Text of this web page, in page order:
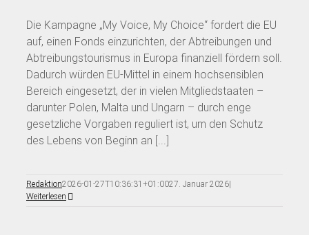
Die Kampagne „My Voice, My Choice“ fordert die EU
auf, einen Fonds einzurichten, der Abtreibungen und
Abtreibungstourismus in Europa finanziell fördern soll.
Dadurch würden EU-Mittel in einem hochsensiblen
Bereich eingesetzt, der in vielen Mitgliedstaaten –
darunter Polen, Malta und Ungarn – durch enge
gesetzliche Vorgaben reguliert ist, um den Schutz
des Lebens von Beginn an [...]
Redaktion2026-01-27T10:36:31+01:0027. Januar 2026|
Weiterlesen